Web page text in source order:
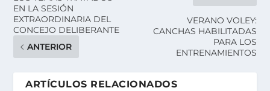
EN LA SESIÓN
EXTRAORDINARIA DEL
CONCEJO DELIBERANTE
ANTERIOR
VERANO VOLEY:
CANCHAS HABILITADAS
PARA LOS
ENTRENAMIENTOS
ARTÍCULOS RELACIONADOS